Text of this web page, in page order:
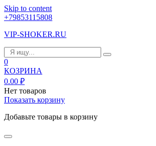
Skip to content
+79853115808
VIP-SHOKER.RU
0
КОЗРИНА
0.00 ₽
Нет товаров
Показать корзину
Добавьте товары в корзину